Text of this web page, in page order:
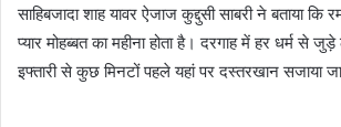
साहिबजादा शाह यावर ऐजाज कुद्दुसी साबरी ने बताया कि
प्यार मोहब्बत का महीना होता है। दरगाह में हर धर्म से
इफ्तारी से कुछ मिनटों पहले यहां पर दस्तरखान सजाया